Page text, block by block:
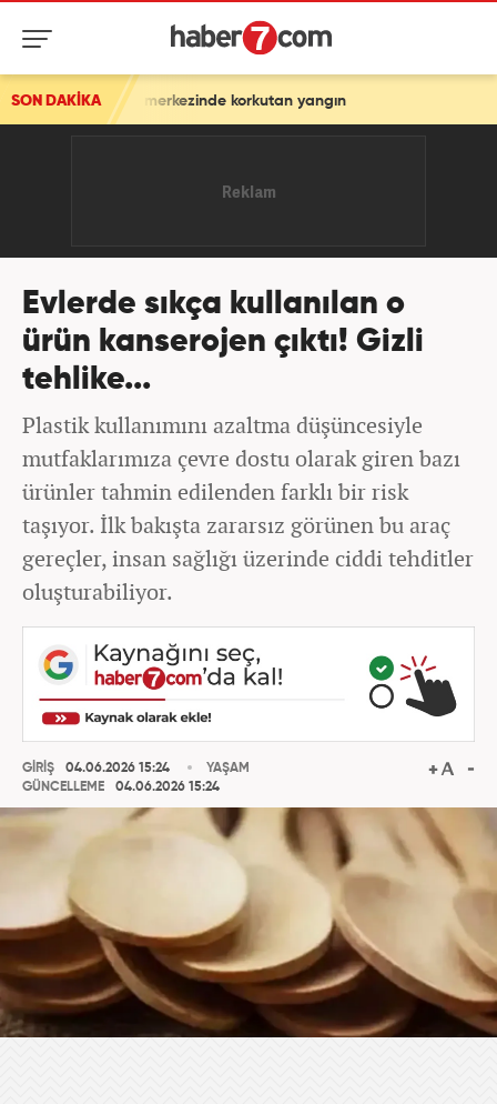
SON DAKİKAkorkutan yangın
Evlerde sıkça kullanılan o
ürün kanserojen çıktı! Gizli
tehlike...
Plastik kullanımını azaltma düşüncesiyle
mutfaklarımıza çevre dostu olarak giren bazı
ürünler tahmin edilenden farklı bir risk
taşıyor. İlk bakışta zararsız görünen bu araç
gereçler, insan sağlığı üzerinde ciddi tehditler
oluşturabiliyor.
GİRİŞ
04.06.2026 15:24
GÜNCELLEME
04.06.2026 15:24
YAŞAM